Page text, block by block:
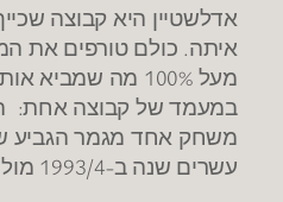
אדלשטיין היא קבוצה
איתה. כולם טורפים את
מעל 100% מה
במעמד של קבוצה אחת:
משחק אחד מגמר הגביע
עשרים שנה ב-1993/4 מול מכבי ת"א.